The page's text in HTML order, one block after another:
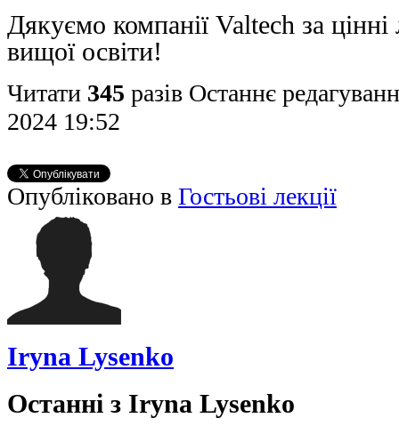
Дякуємо компанії Valtech за цінні
вищої освіти!
Читати 345 разів Останнє
2024 19:52
Опубліковано в Гостьові лекції
Iryna Lysenko
Останні з Iryna Lysenko